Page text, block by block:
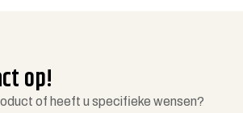
op!
of heeft u specifieke wensen?